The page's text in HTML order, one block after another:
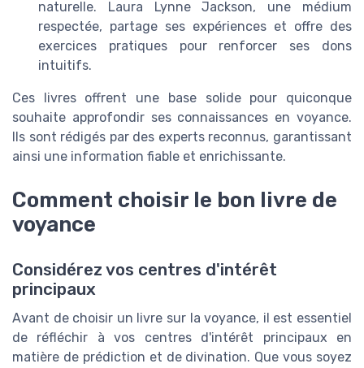
naturelle. Laura Lynne Jackson, une médium
respectée, partage ses expériences et offre des
exercices pratiques pour renforcer ses dons
intuitifs.
Ces livres offrent une base solide pour quiconque
souhaite approfondir ses connaissances en voyance.
Ils sont rédigés par des experts reconnus, garantissant
ainsi une information fiable et enrichissante.
Comment choisir le bon livre de
voyance
Considérez vos centres d'intérêt
principaux
Avant de choisir un livre sur la voyance, il est essentiel
de réfléchir à vos centres d'intérêt principaux en
matière de prédiction et de divination. Que vous soyez